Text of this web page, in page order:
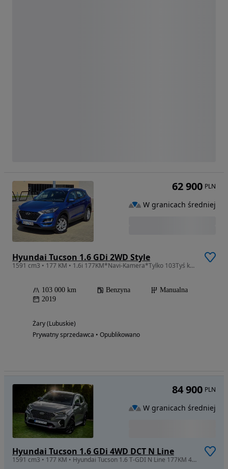
Hyundai Tucson 1.6 GDi 2WD Style
1591 cm3 • 177 KM • 1.6i 177KM*Navi-Kamera*Tylko 103Tyś km*Jak Nowy*Serwis ASO!!
103 000 km Benzyna
Manualna
2019
Żary (Lubuskie)
Prywatny sprzedawca • Opublikowano
62 900 PLN
W granicach średniej
Hyundai Tucson 1.6 GDi 4WD DCT N Line
1591 cm3 • 177 KM • Hyundai Tucson 1.6 T-GDI N Line 177KM 4WD DCT
84 900 PLN
W granicach średniej